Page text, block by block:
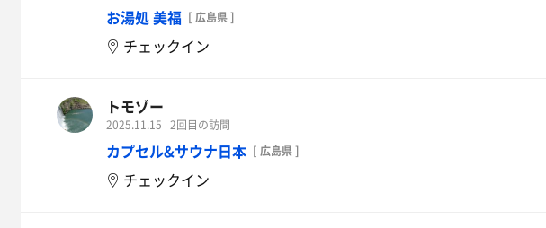
お湯処 美福 [ 広島県 ]
チェックイン
トモゾー
2025.11.15 2回目の訪問
カプセル&サウナ日本 [ 広島県 ]
チェックイン